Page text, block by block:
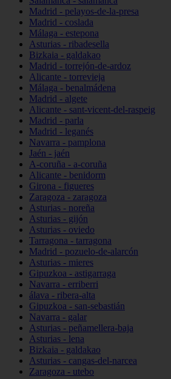
Madrid - pelayos-de-la-presa
Madrid - coslada
Málaga - estepona
Asturias - ribadesella
Bizkaia - galdakao
Madrid - torrejón-de-ardoz
Alicante - torrevieja
Málaga - benalmádena
Madrid - algete
Alicante - sant-vicent-del-raspeig
Madrid - parla
Madrid - leganés
Navarra - pamplona
Jaén - jaén
A-coruña - a-coruña
Alicante - benidorm
Girona - figueres
Zaragoza - zaragoza
Asturias - noreña
Asturias - gijón
Asturias - oviedo
Tarragona - tarragona
Madrid - pozuelo-de-alarcón
Asturias - mieres
Gipuzkoa - astigarraga
Navarra - erriberri
álava - ribera-alta
Gipuzkoa - san-sebastián
Navarra - galar
Asturias - peñamellera-baja
Asturias - lena
Bizkaia - galdakao
Asturias - cangas-del-narcea
Zaragoza - utebo